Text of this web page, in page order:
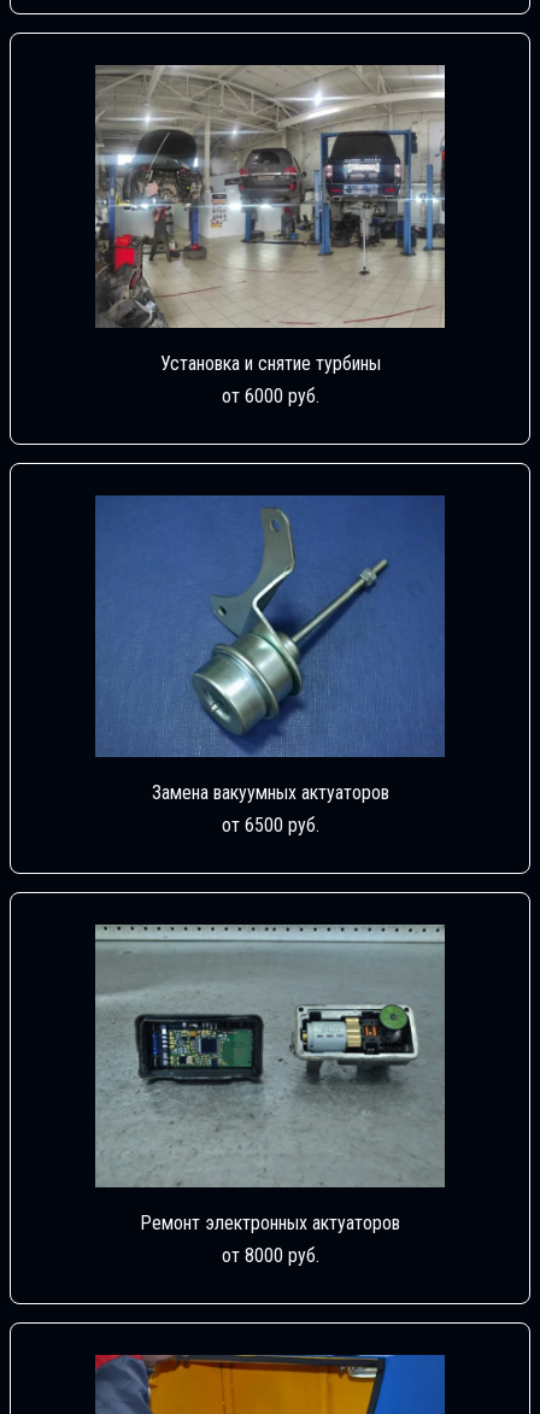
Установка и снятие турбины
от 6000 руб.
Замена вакуумных актуаторов
от 6500 руб.
Ремонт электронных актуаторов
от 8000 руб.